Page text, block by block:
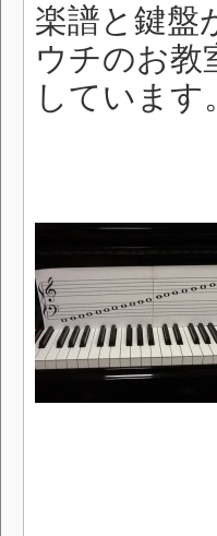
楽譜と鍵盤
ウチのお教
しています